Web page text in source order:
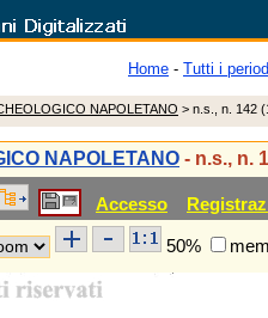
Home - Tutti i
NAPOLETANO > n.s., n. 142
NAPOLETANO - n.s., n.
Accesso
50%